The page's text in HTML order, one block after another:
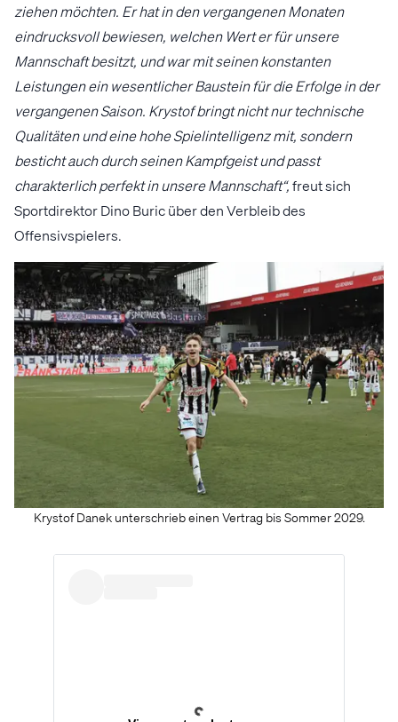
ziehen möchten. Er hat in den vergangenen Monaten
eindrucksvoll bewiesen, welchen Wert er für unsere
Mannschaft besitzt, und war mit seinen konstanten
Leistungen ein wesentlicher Baustein für die Erfolge in der
vergangenen Saison. Krystof bringt nicht nur technische
Qualitäten und eine hohe Spielintelligenz mit, sondern
besticht auch durch seinen Kampfgeist und passt
charakterlich perfekt in unsere Mannschaft“,freut sich
Sportdirektor Dino Buric über den Verbleib des
Offensivspielers.
Krystof Danek unterschrieb einen Vertrag bis Sommer 2029.